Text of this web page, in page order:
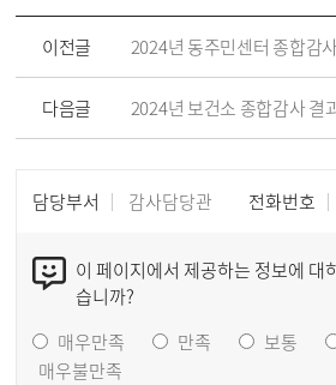
이전글 2024년 동주민센터 종합감
다음글 2024년 보건소 종합감사 결
담당부서 감사담당관 전화번호
이 페이지에서 제공하는 정보에 대
습니까?
매우만족
만족 보통
매우불만족